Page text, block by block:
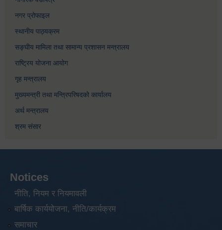
नगर प्रोफाइल
स्थानीय पाठ्यक्रम
सङ्घीय मामिला तथा सामान्य प्रशासन मन्त्रालय
राष्ट्रिय योजना आयोग
गृह मन्त्रालय
मुख्यमन्त्री तथा मन्त्रिपरिषदको कार्यालय
अर्थ मन्त्रालय
श्रम संसार
Notices
नीति, नियम र नियमावली
बार्षिक कार्ययोजना, नीति/कार्यक्रम
समाचार